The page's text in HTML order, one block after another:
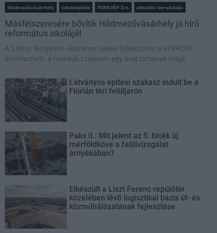
Hódmezővásárhely iskolaépítés FERROÉP Zrt. oktatási beruházás
Másfélszeresére bővítik Hódmezővásárhely jó hírű
református iskoláját
A Szőnyi Benjámin Általános Iskola fejlesztését a FERROÉP
kivitelezheti; a munkák csaknem egy évig tartanak majd.
Látványos építési szakasz indult be a
Flórián téri felüljárón
Paks II.: Mit jelent az 5. blokk új
mérföldköve a felülvizsgálat
árnyékában?
Elkészült a Liszt Ferenc repülőtér
közelében lévő logisztikai bázis út- és
közműhálózatának fejlesztése